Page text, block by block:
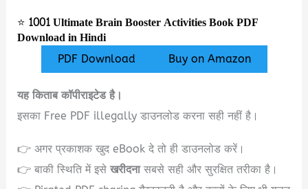
⭐ 1001 Ultimate Brain Booster Activities Book PDF
Download in Hindi
PDF Download Buy on Amazon
यह किताब कॉपीराइटेड है।
इसका Free PDF illegally डाउनलोड करना सही नहीं है।
👉 अगर प्रकाशक खुद eBook दे तो ही डाउनलोड करें।
👉 बाकी स्थिति में इसेखरीदनासबसे सही और सुरक्षित तरीका है।